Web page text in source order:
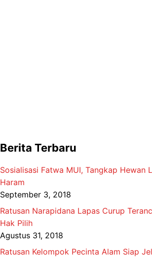
Berita Terbaru
Sosialisasi Fatwa MUI, Tangkap Hewan
Haram
September 3, 2018
Ratusan Narapidana Lapas Curup
Hak Pilih
Agustus 31, 2018
Ratusan Kelompok Pecinta Alam Siap